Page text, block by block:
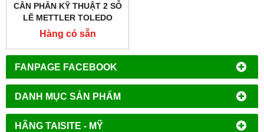
FANPAGE FACEBOOK
DANH MỤC SẢN PHẨM
HÃNG TAISITE - MỸ
CÂN PHÂN KỸ THUẬT 2 SỖ
LẼ METTLER TOLEDO
MODEL : MS1602S/01
Hàng có sẵn